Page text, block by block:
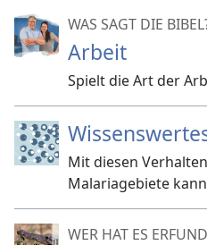
WAS SAGT DIE
Arbeit
Spielt die Art der
Mit diesen
Malariagebiete
WER HAT ES